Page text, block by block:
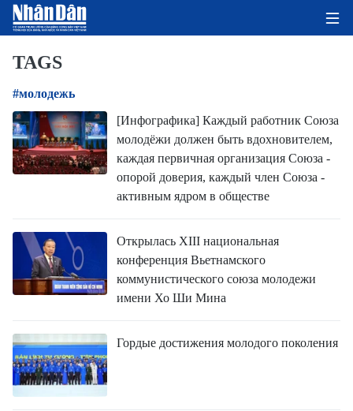
ПОЛИТИКА
ЭКОНОМИКА
ЭКОЛОГИЯ
КУЛЬТУРА
ВЬЕТНАМ
TAGS
#молодежь
[Инфографика] Каждый работник Союза
молодёжи должен быть вдохновителем,
каждая первичная организация Союза -
опорой доверия, каждый член Союза -
активным ядром в обществе
Открылась XIII национальная
конференция Вьетнамского
коммунистического союза молодежи
имени Хо Ши Мина
Гордые достижения молодого поколения